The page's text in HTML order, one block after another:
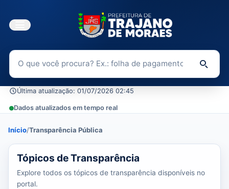
Buscar no Portal da Transparência
Última atualização: 01/07/2026 02:45
Dados atualizados em tempo real
Início/Transparência Pública
39 tópicos carregados do banco de dados.
Tópicos de Transparência
Explore todos os tópicos de transparência disponíveis no
portal.